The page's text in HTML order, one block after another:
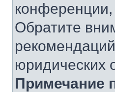
конференции,
Обратите
юридических
Примечание